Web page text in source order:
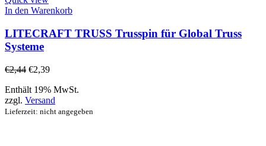
In den Warenkorb
LITECRAFT TRUSS Trusspin für Global Truss
Systeme
€2,44 €2,39
Enthält 19% MwSt.
zzgl. Versand
Lieferzeit: nicht angegeben